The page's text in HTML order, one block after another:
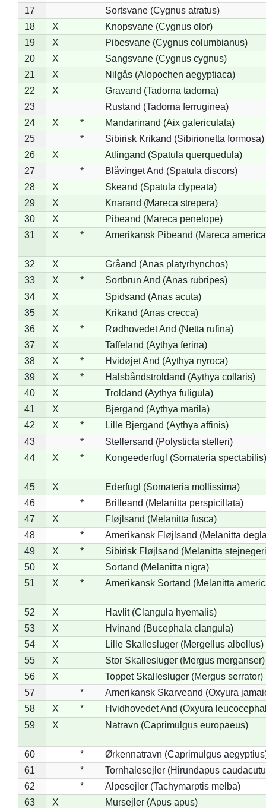
17
Sortsvane (Cygnus atratus)
18
X
Knopsvane (Cygnus olor)
19
X
Pibesvane (Cygnus columbianus)
20
X
Sangsvane (Cygnus cygnus)
21
X
Nilgås (Alopochen aegyptiaca)
22
X
Gravand (Tadorna tadorna)
23
Rustand (Tadorna ferruginea)
24
X *
Mandarinand (Aix galericulata)
25
*
Sibirisk Krikand (Sibirionetta formosa)
26
X
Atlingand (Spatula querquedula)
27
*
Blåvinget And (Spatula discors)
28
X
Skeand (Spatula clypeata)
29
X
Knarand (Mareca strepera)
30
X
Pibeand (Mareca penelope)
31
X * Amerikansk Pibeand (Mareca
32 X
Gråand (Anas platyrhynchos)
33
X *
Sortbrun And (Anas rubripes)
34
X
Spidsand (Anas acuta)
35
X
Krikand (Anas crecca)
36
X *
Rødhovedet And (Netta rufina)
37
X
Taffeland (Aythya ferina)
38
X *
Hvidøjet And (Aythya nyroca)
39
X *
Halsbåndstroldand (Aythya collaris)
40
X
Troldand (Aythya fuligula)
41
X
Bjergand (Aythya marila)
42
X *
Lille Bjergand (Aythya affinis)
43
*
Stellersand (Polysticta stelleri)
44
X * Kongeederfugl (Somateria spectabilis)
45 X
Ederfugl (Somateria mollissima)
46
*
Brilleand (Melanitta perspicillata)
47
X
Fløjlsand (Melanitta fusca)
48
*
Amerikansk Fløjlsand (Melanitta
49
X *
Sibirisk Fløjlsand (Melanitta
50
X
Sortand (Melanitta nigra)
51
X * Amerikansk Sortand (Melanitta
52 X
Havlit (Clangula hyemalis)
53
X
Hvinand (Bucephala clangula)
54
X
Lille Skallesluger (Mergellus albellus)
55
X
Stor Skallesluger (Mergus merganser)
56
X
Toppet Skallesluger (Mergus serrator)
57
*
Amerikansk Skarveand (Oxyura
58
X *
Hvidhovedet And (Oxyura
59
X Natravn (Caprimulgus europaeus)
60 *
Ørkennatravn (Caprimulgus
61
*
Tornhalesejler (Hirundapus
62
*
Alpesejler (Tachymarptis melba)
63
X
Mursejler (Apus apus)